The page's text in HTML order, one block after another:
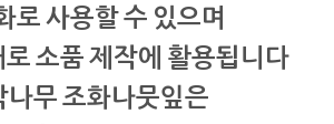
로 사용할 수 있으며
소품 제작에 활용됩니다
나무 조화나뭇잎은